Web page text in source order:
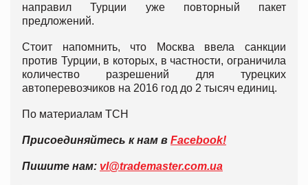
направил Турции уже повторный пакет
предложений.
Стоит напомнить, что Москва ввела санкции
против Турции, в которых, в частности, ограничила
количество разрешений для турецких
автоперевозчиков на 2016 год до 2 тысяч единиц.
По материалам ТСН
Присоединяйтесь к нам в Facebook!
Пишите нам: vl@trademaster.com.ua